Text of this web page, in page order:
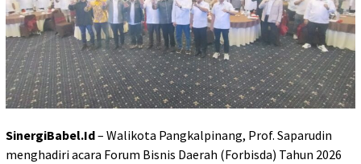
SinergiBabel.Id– Walikota Pangkalpinang, Prof. Saparudin
menghadiri acara Forum Bisnis Daerah (Forbisda) Tahun 2026